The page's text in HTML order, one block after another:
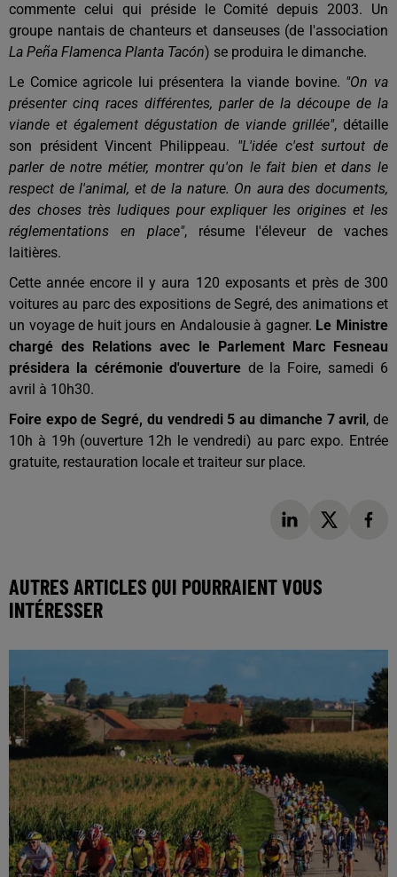
commente celui qui préside le Comité depuis 2003. Un
groupe nantais de chanteurs et danseuses (de l'association
La Peña Flamenca Planta Tacón) se produira le dimanche.
Le Comice agricole lui présentera la viande bovine. "On va
présenter cinq races différentes, parler de la découpe de la
viande et également dégustation de viande grillée", détaille
son président Vincent Philippeau. "L'idée c'est surtout de
parler de notre métier, montrer qu'on le fait bien et dans le
respect de l'animal, et de la nature. On aura des documents,
des choses très ludiques pour expliquer les origines et les
réglementations en place", résume l'éleveur de vaches
laitières.
Cette année encore il y aura 120 exposants et près de 300
voitures au parc des expositions de Segré, des animations et
un voyage de huit jours en Andalousie à gagner. Le Ministre
chargé des Relations avec le Parlement Marc Fesneau
présidera la cérémonie d'ouverture de la Foire, samedi 6
avril à 10h30.
Foire expo de Segré, du vendredi 5 au dimanche 7 avril , de
10h à 19h (ouverture 12h le vendredi) au parc expo. Entrée
gratuite, restauration locale et traiteur sur place.
AUTRES ARTICLES QUI POURRAIENT VOUS
INTÉRESSER